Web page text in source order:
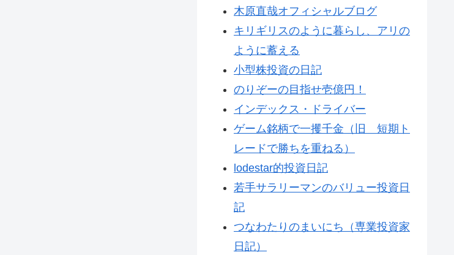
木原直哉オフィシャルブログ
キリギリスのように暮らし、アリの
ように蓄える
小型株投資の日記
のりぞーの目指せ壱億円！
インデックス・ドライバー
ゲーム銘柄で一攫千金（旧 短期ト
レードで勝ちを重ねる）
lodestar的投資日記
若手サラリーマンのバリュー投資日
記
つなわたりのまいにち（専業投資家
日記）